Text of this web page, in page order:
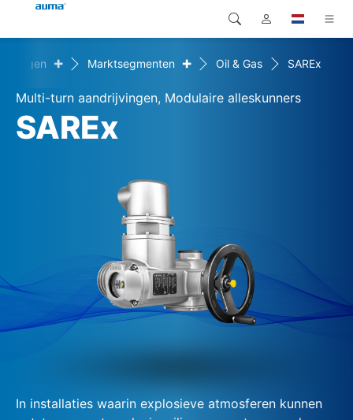
Producten
Oplossingen
Global
Europa
Noord-Amerika
Zoekopdracht
+ Marktsegmenten + Oil & Gas SAREx
Multi-turn aandrijvingen, Modulaire alleskunners
SAREx
In installaties waarin explosieve atmosferen kunnen